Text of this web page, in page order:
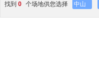
找到 0 个场地供您选择 中山